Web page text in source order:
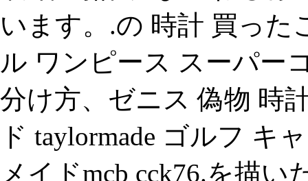
います。.の 時計 買った
ル ワンピース スーパー
分け方、ゼニス 偽物 時
ド taylormade ゴルフ キ
メイドmcb cck76.を描